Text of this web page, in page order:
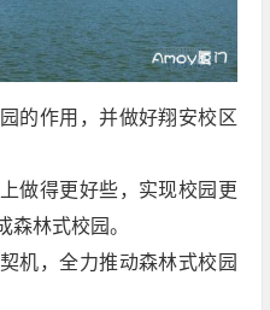
的作用，并做好翔安校区
得更好些，实现校园更
森林式校园。
，全力推动森林式校园